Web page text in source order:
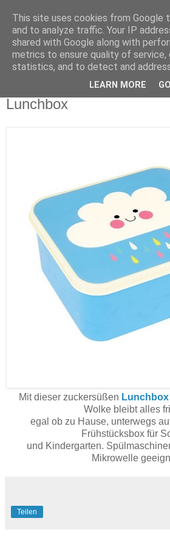
Lunchbox
Mit dieser zuckersüßen Lunchbox
Wolke bleibt alles
egal ob zu Hause, unterwegs
Frühstücksbox für
und Kindergarten.
Mikrowelle
Teilen
This site uses cookies from Google
and to analyze traffic. Your IP
shared with Google along with
metrics to ensure quality of service,
statistics, and to detect and
LEARN MORE